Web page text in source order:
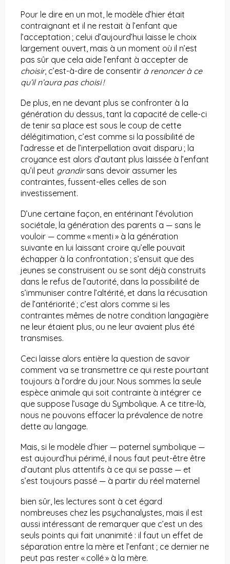
Pour le dire en un mot, le modèle d’hier était
contraignant et il ne restait à l’enfant que
l’acceptation ; celui d’aujourd’hui laisse le choix
largement ouvert, mais à un moment où il n’est
pas sûr que cela aide l’enfant à accepter de
choisir, c’est-à-dire de consentir à renoncer à ce
qu’il n’aura pas choisi !
De plus, en ne devant plus se confronter à la
génération du dessus, tant la capacité de celle-ci
de tenir sa place est sous le coup de cette
délégitimation, c’est comme si la possibilité de
l’adresse et de l’interpellation avait disparu ; la
croyance est alors d’autant plus laissée à l’enfant
qu’il peut grandirsans devoir assumer les
contraintes, fussent-elles celles de son
investissement.
D’une certaine façon, en entérinant l’évolution
sociétale, la génération des parents a — sans le
vouloir — comme « menti » à la génération
suivante en lui laissant croire qu’elle pouvait
échapper à la confrontation ; s’ensuit que des
jeunes se construisent ou se sont déjà construits
dans le refus de l’autorité, dans la possibilité de
s’immuniser contre l’altérité, et dans la récusation
de l’antériorité ; c’est alors comme si les
contraintes mêmes de notre condition langagière
ne leur étaient plus, ou ne leur avaient plus été
transmises.
Ceci laisse alors entière la question de savoir
comment va se transmettre ce qui reste pourtant
toujours à l’ordre du jour. Nous sommes la seule
espèce animale qui soit contrainte à intégrer ce
que suppose l’usage du Symbolique. A ce titre-là,
nous ne pouvons effacer la prévalence de notre
dette au langage.
Mais, si le modèle d’hier — paternel symbolique —
est aujourd’hui périmé, il nous faut peut-être être
d’autant plus attentifs à ce qui se passe — et
s’est toujours passé — à partir du réel maternel
bien sûr, les lectures sont à cet égard
nombreuses chez les psychanalystes, mais il est
aussi intéressant de remarquer que c’est un des
seuls points qui fait unanimité : il faut un effet de
séparation entre la mère et l’enfant ; ce dernier ne
peut pas rester « collé » à la mère.